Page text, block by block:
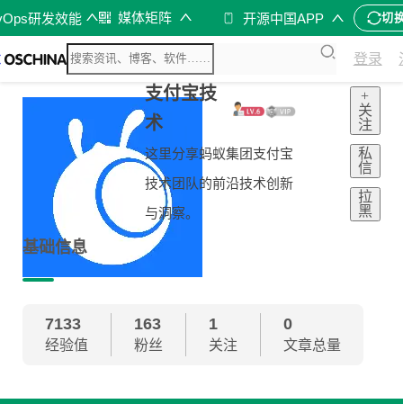
研发效能 媒体矩阵 开源中国APP 切
登录
支付宝技
术
这里分享蚂蚁集团支付宝
技术团队的前沿技术创新
与洞察。
+
关
注
私
信
拉
黑
基础信息
7133
经验值
163
粉丝
1
关注
0
文章总量